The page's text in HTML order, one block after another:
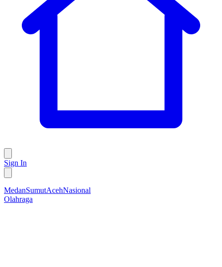
Sign In
MedanSumutAcehNasional
Olahraga